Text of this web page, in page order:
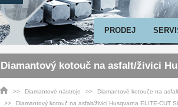
PRODEJ
Diamantový kotouč na asfalt/živici
Diamantové nástroje Diamantové kotouče na asfalt
Diamantový kotouč na asfalt/živici Husqvarna ELITE-CUT